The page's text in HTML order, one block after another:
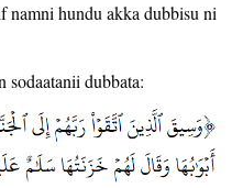
namni hundu akka dubbisu ni
sodaatanii dubbata: